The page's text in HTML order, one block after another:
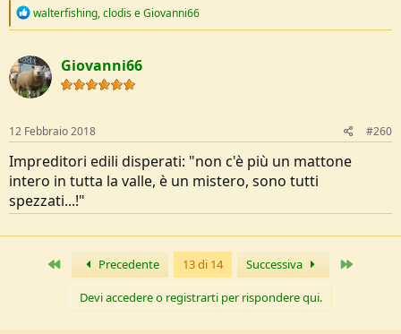
R
c
t
i
o
s
:
walterfishing,clodiseGiovanni66
Giovanni66
12 Febbraio 2018 #260
Impreditori edili disperati: "non c'è più un mattone
intero in tutta la valle, è un mistero, sono tutti
spezzati...!"
Primo Precedente 13 di 14 Successiva
Devi accedere o registrarti per rispondere qui.